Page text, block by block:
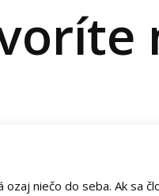
ozaj niečo do seba. Ak sa